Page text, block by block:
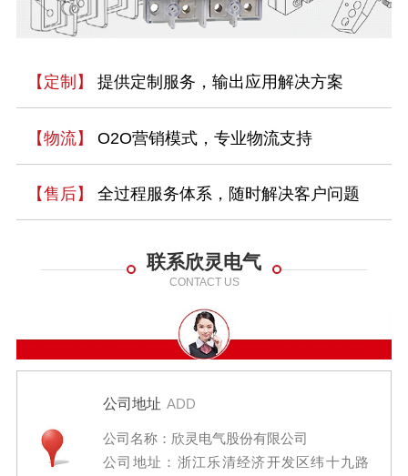
【定制】 提供定制服务，输出应用解决方案
【物流】 O2O营销模式，专业物流支持
【售后】 全过程服务体系，随时解决客户问题
联系欣灵电气
CONTACT US
公司地址 ADD
公司名称：欣灵电气股份有限公司
公司地址：浙江乐清经济开发区纬十九路